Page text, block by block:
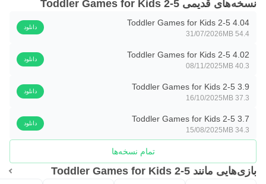
یادگیری اولیه ارائه می‌دهند.
والدین می‌توانند قبل از باز کردن قفل نسخه کامل، بازی را به
بازی‌های کودکان نوپا برای کودکان ۲ تا ۵ سال را امروز دانلود
کنید و به فرزندتان روشی سرگرم‌کننده، ایمن و جذاب برای
یادگیری از طریق بازی بدهید!
نسخه‌های قدیمی Toddler Games for Kids 2-5
Toddler Games for Kids 2-5 4.04
54.4 MB
31/07/2026
دانلود
Toddler Games for Kids 2-5 4.02
40.3 MB
08/11/2025
دانلود
Toddler Games for Kids 2-5 3.9
37.3 MB
16/10/2025
دانلود
Toddler Games for Kids 2-5 3.7
34.3 MB
15/08/2025
دانلود
تمام نسخه‌ها
بازی‌هایی مانند Toddler Games for Kids 2-5